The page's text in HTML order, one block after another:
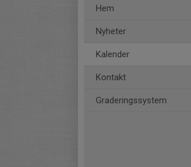
Hem
Nyheter
Kalender
Kontakt
Graderingssystem